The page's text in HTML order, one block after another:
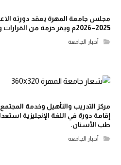
مجلس جامعة المهرة يعقد دورته
2025–2026م ويقر حزمة من القرارات والتوصيات
أخبار الجامعة
مركز التدريب والتأهيل وخدمة
إقامة دورة في اللغة الإنجليزية
طب الأسنان.
أخبار الجامعة